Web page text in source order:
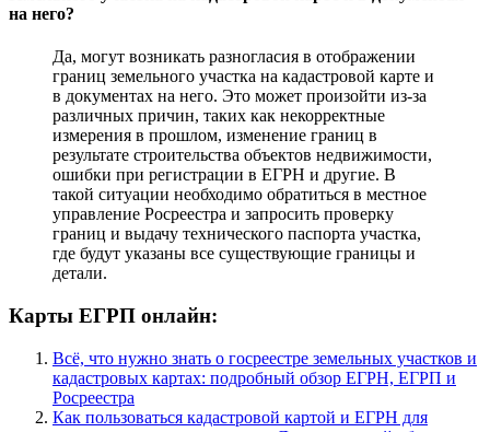
на него?
Да, могут возникать разногласия в отображении
границ земельного участка на кадастровой карте и
в документах на него. Это может произойти из-за
различных причин, таких как некорректные
измерения в прошлом, изменение границ в
результате строительства объектов недвижимости,
ошибки при регистрации в ЕГРН и другие. В
такой ситуации необходимо обратиться в местное
управление Росреестра и запросить проверку
границ и выдачу технического паспорта участка,
где будут указаны все существующие границы и
детали.
Карты ЕГРП онлайн:
Всё, что нужно знать о госреестре земельных участков и
кадастровых картах: подробный обзор ЕГРН, ЕГРП и
Росреестра
Как пользоваться кадастровой картой и ЕГРН для